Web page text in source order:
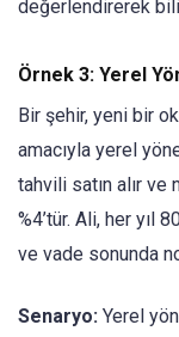
değerlendirerek
Örnek 3: Yerel
Bir şehir, yeni bir
amacıyla yerel
tahvili satın alır ve
%4’tür. Ali, her yıl
ve vade sonunda
Senaryo: Yerel